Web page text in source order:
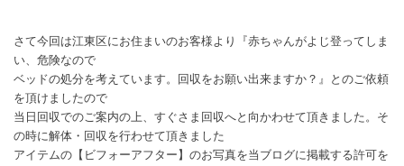
さて今回は江東区にお住まいのお客様より『赤ちゃんがよじ登ってしま
い、危険なので
ベッドの処分を考えています。回収をお願い出来ますか？』とのご依頼
を頂けましたので
当日回収でのご案内の上、すぐさま回収へと向かわせて頂きました。そ
の時に解体・回収を行わせて頂きました
アイテムの【ビフォーアフター】のお写真を当ブログに掲載する許可を